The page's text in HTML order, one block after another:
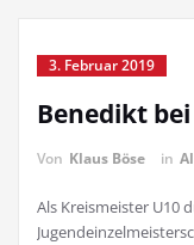
3. Februar 2019
Benedikt
Von Klaus Böse in
Als Kreismeister U10